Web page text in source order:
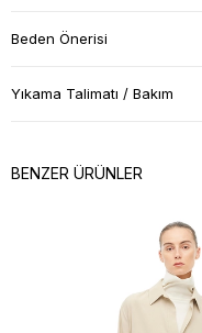
Beden Önerisi
Yıkama Talimatı / Bakım
BENZER ÜRÜNLER